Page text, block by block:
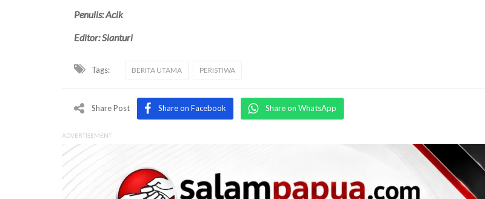
Penulis: Acik
Editor: Sianturi
Tags: BERITA UTAMA PERISTIWA
Share Post Share on Facebook Share on WhatsApp
ADVERTISEMENT